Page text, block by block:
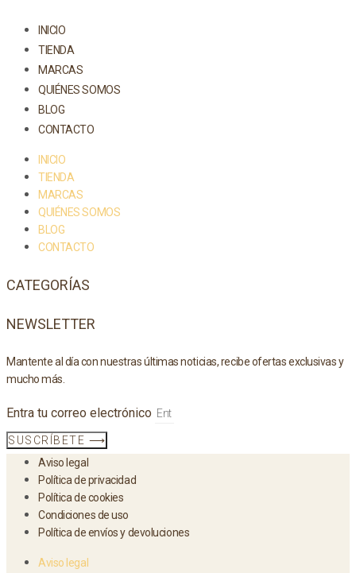
INICIO
TIENDA
MARCAS
QUIÉNES SOMOS
BLOG
CONTACTO
INICIO
TIENDA
MARCAS
QUIÉNES SOMOS
BLOG
CONTACTO
CATEGORÍAS
NEWSLETTER
Mantente al día con nuestras últimas noticias, recibe ofertas exclusivas y
mucho más.
Entra tu correo electrónico
SUSCRÍBETE ⟶
Aviso legal
Política de privacidad
Política de cookies
Condiciones de uso
Política de envíos y devoluciones
Aviso legal